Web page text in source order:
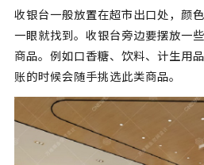
收银台一般放置在超市出口处，颜
一眼就找到。收银台旁边要摆放一
商品。例如口香糖、饮料、计生用
账的时候会随手挑选此类商品。